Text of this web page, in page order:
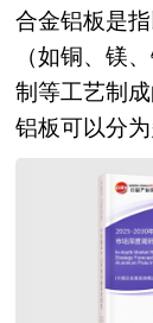
的市场调研
商务部、国
发展研究中
心、中国经
究单位等公
司对户外家
对国内外户
业的发展状
用户体验。
能化、个性
家居领域的
景化体验，
更精准的环
个性化服务
企业将通过
提供更加精
合金铝板是
（如铜、镁
制等工艺制
铝板可以分
6系（铝镁硅
铝板凭借其
能，在交通
广阔的应用